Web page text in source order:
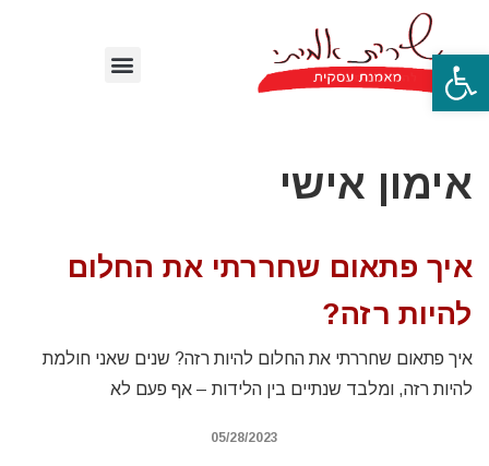
פתח סרגל נגישות
אימון אישי
איך פתאום שחררתי את החלום
להיות רזה?
איך פתאום שחררתי את החלום להיות רזה? שנים שאני חולמת
להיות רזה, ומלבד שנתיים בין הלידות – אף פעם לא
05/28/2023